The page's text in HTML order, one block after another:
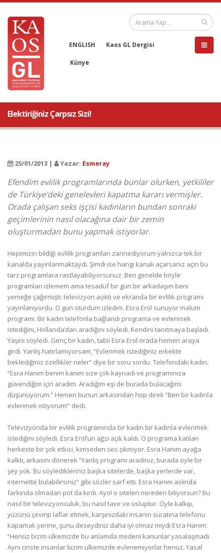
ENGLISH Kaos GL Dergisi
Künye
Elektiriğiniz Çarpsız Sizi!
25/01/2013 | Yazar: Esmeray
Efendim evlilik programlarında bunlar olurken, yetkililer
de Türkiye’deki genelevleri kapatma kararı vermişler.
Orada çalışan seks işçisi kadınların bundan sonraki
geçimlerinin nasıl olacağına dair bir zemin
oluşturmadan bunu yapmak istiyorlar.
Hepimizin bildiği evlilik programları zannediyorum yalnızca tek bir
kanalda yayınlanmaktaydı. Şimdi ise hangi kanalı açarsanız açın bu
tarz programlara rastlayabiliyorsunuz. Ben genelde böyle
programları izlemem ama tesadüf bir gün bir arkadaşım beni
yemeğe çağırmıştı; televizyon açıktı ve ekranda bir evlilik programı
yayınlanıyordu. O gün oturdum izledim. Esra Erol sunuyor malum
programı. Bir kadın telefonla bağlandı programa ve evlenmek
istediğini, Hollanda’dan aradığını söyledi. Kendini tanıtmaya başladı.
Yaşını söyledi. Genç bir kadın, tabii Esra Erol orada hemen araya
girdi. Yanlış hatırlamıyorsam, “Evlenmek istediğiniz erkekte
beklediğiniz özellikler neler” diye bir soru sordu. Telefondaki kadın,
“Esra Hanım benim kanım size çok kaynadı ve programınıza
güvendiğim için aradım. Aradığım eşi de burada bulacağımı
düşünüyorum.” Hemen bunun arkasından hop direk “Ben bir kadınla
evlenmek istiyorum!” dedi.
Televizyonda bir evlilik programında bir kadın bir kadınla evlenmek
istediğini söyledi. Esra Erol’un ağzı açık kaldı. O programa katılan
herkeste bir şok etkisi, kimseden ses çıkmıyor. Esra Hanım ayağa
kalktı, arkasını dönerek “Yanlış programı aradınız, burada öyle bir
şey yok. Bu söyledikleriniz başka sitelerde, başka yerlerde var,
internette bulabilirsiniz” gibi sözler sarf etti. Esra Hanım aslında
farkında olmadan pot da kırdı. Ayol o siteleri nereden biliyorsun? Bu
nasıl bir televizyonculuk, bu nasıl tavır ve üsluptur. Öyle kalkıp,
yüzünü çevirip laflar etmek, karşınızdaki insanın suratına telefonu
kapamak yerine, şunu deseydiniz daha iyi olmaz mıydı Esra Hanım:
“Henüz bizim ülkemizde bu anlamda medeni kanunlar yasalaşmadı.
Aynı cinste insanlar bizim ülkemizde evlenemiyorlar henüz. Yasal